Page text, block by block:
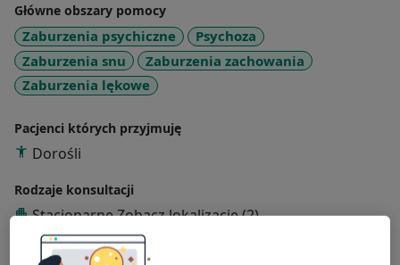
Główne obszary pomocy
Zaburzenia psychiczne
Psychoza
Zaburzenia snu
Zaburzenia zachowania
Zaburzenia lękowe
Pacjenci których przyjmuję
Dorośli
Rodzaje konsultacji
StacjonarneZobacz lokalizacje (2)
Konsultacje online